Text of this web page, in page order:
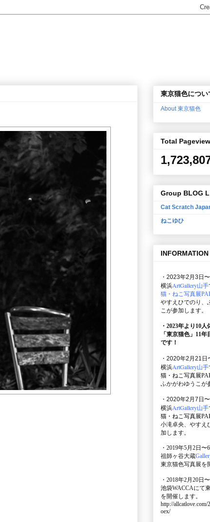
東京猫色につい
About 東京猫色
Total
Group BLOG
Cat Scratch
ねこゆひ
INFORMATION
・2023年2月3日
横浜ArtGallery山手
猫・ねこ写真展
やすえひでのり、
こが参加します。
・2023年より10
「東京猫色」 11年
です！
・2020年2月21日
横浜ArtGallery山手
猫・ねこ写真展
ふかがわゆうこが
・2020年2月7日
横浜ArtGallery山手
猫・ねこ写真展
小滝卓央、やすえ
加します。
・2019年5月2日〜
祖師ヶ谷大蔵
東京猫色写真展を
・2018年2月20日
池袋WACCAにて
を開催します。
http://allcatlove.com/
oex/